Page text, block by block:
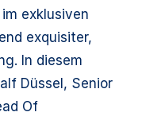
exklusiven
exquisiter,
In diesem
Düssel, Senior
Of